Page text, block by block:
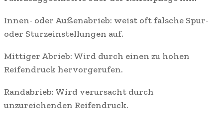
Innen- oder Außenabrieb: weist oft falsche Spur-
oder Sturzeinstellungen auf.
Mittiger Abrieb: Wird durch einen zu hohen
Reifendruck hervorgerufen.
Randabrieb: Wird verursacht durch
unzureichenden Reifendruck.